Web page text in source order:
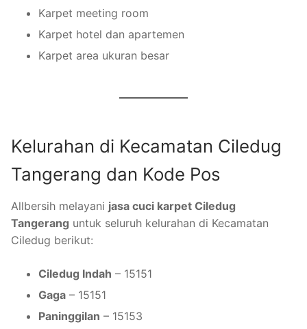
Karpet meeting room
Karpet hotel dan apartemen
Karpet area ukuran besar
Kelurahan di Kecamatan Ciledug
Tangerang dan Kode Pos
Allbersih melayani jasa cuci karpet Ciledug
Tangerang untuk seluruh kelurahan di Kecamatan
Ciledug berikut:
Ciledug Indah – 15151
Gaga – 15151
Paninggilan – 15153